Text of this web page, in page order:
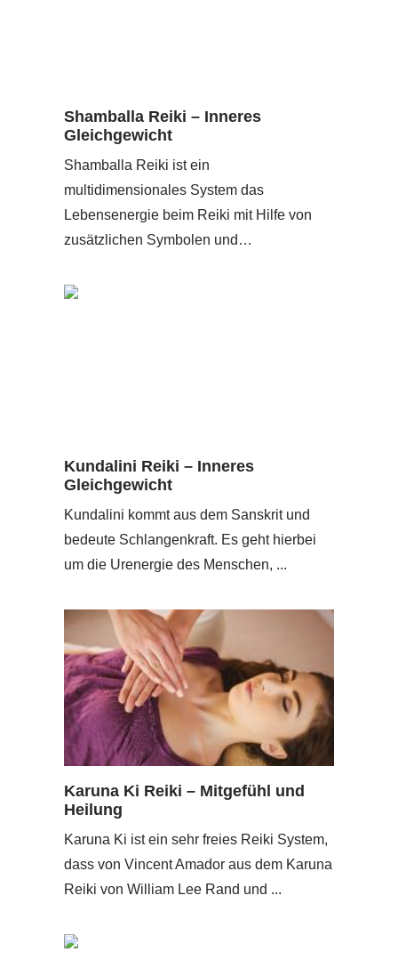
Shamballa Reiki – Inneres
Gleichgewicht
Shamballa Reiki ist ein
multidimensionales System das
Lebensenergie beim Reiki mit Hilfe von
zusätzlichen Symbolen und…
Kundalini Reiki – Inneres
Gleichgewicht
Kundalini kommt aus dem Sanskrit und
bedeute Schlangenkraft. Es geht hierbei
um die Urenergie des Menschen, ...
Karuna Ki Reiki – Mitgefühl und
Heilung
Karuna Ki ist ein sehr freies Reiki System,
dass von Vincent Amador aus dem Karuna
Reiki von William Lee Rand und ...